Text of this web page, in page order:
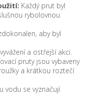
Každý prut byl
rybolovnou
aby byl
a ostřejší akci.
pruty jsou vybaveny
a krátkou roztečí
vodu se vyznačují